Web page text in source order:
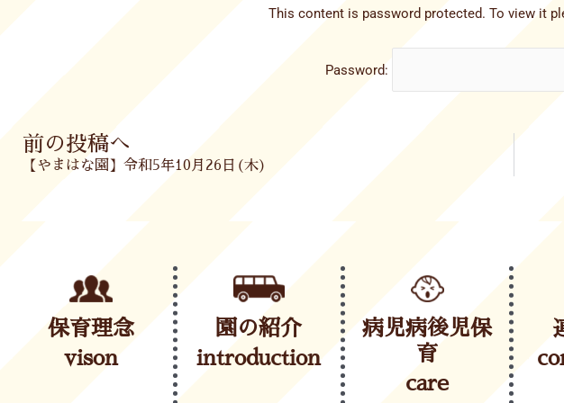
This content is password protected. To view it
Password:
Prev
前の投稿へ
【やまはな園】令和5年10月26日(木)
保育理念
vison
園の紹介
introduction
病児病後児保
育
care